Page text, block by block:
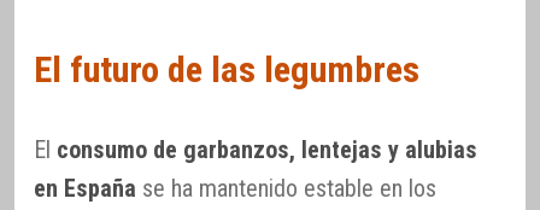
El futuro de las legumbres
El consumo de garbanzos, lentejas y alubias
en España se ha mantenido estable en los